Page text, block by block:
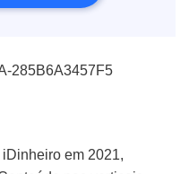
em 2021,